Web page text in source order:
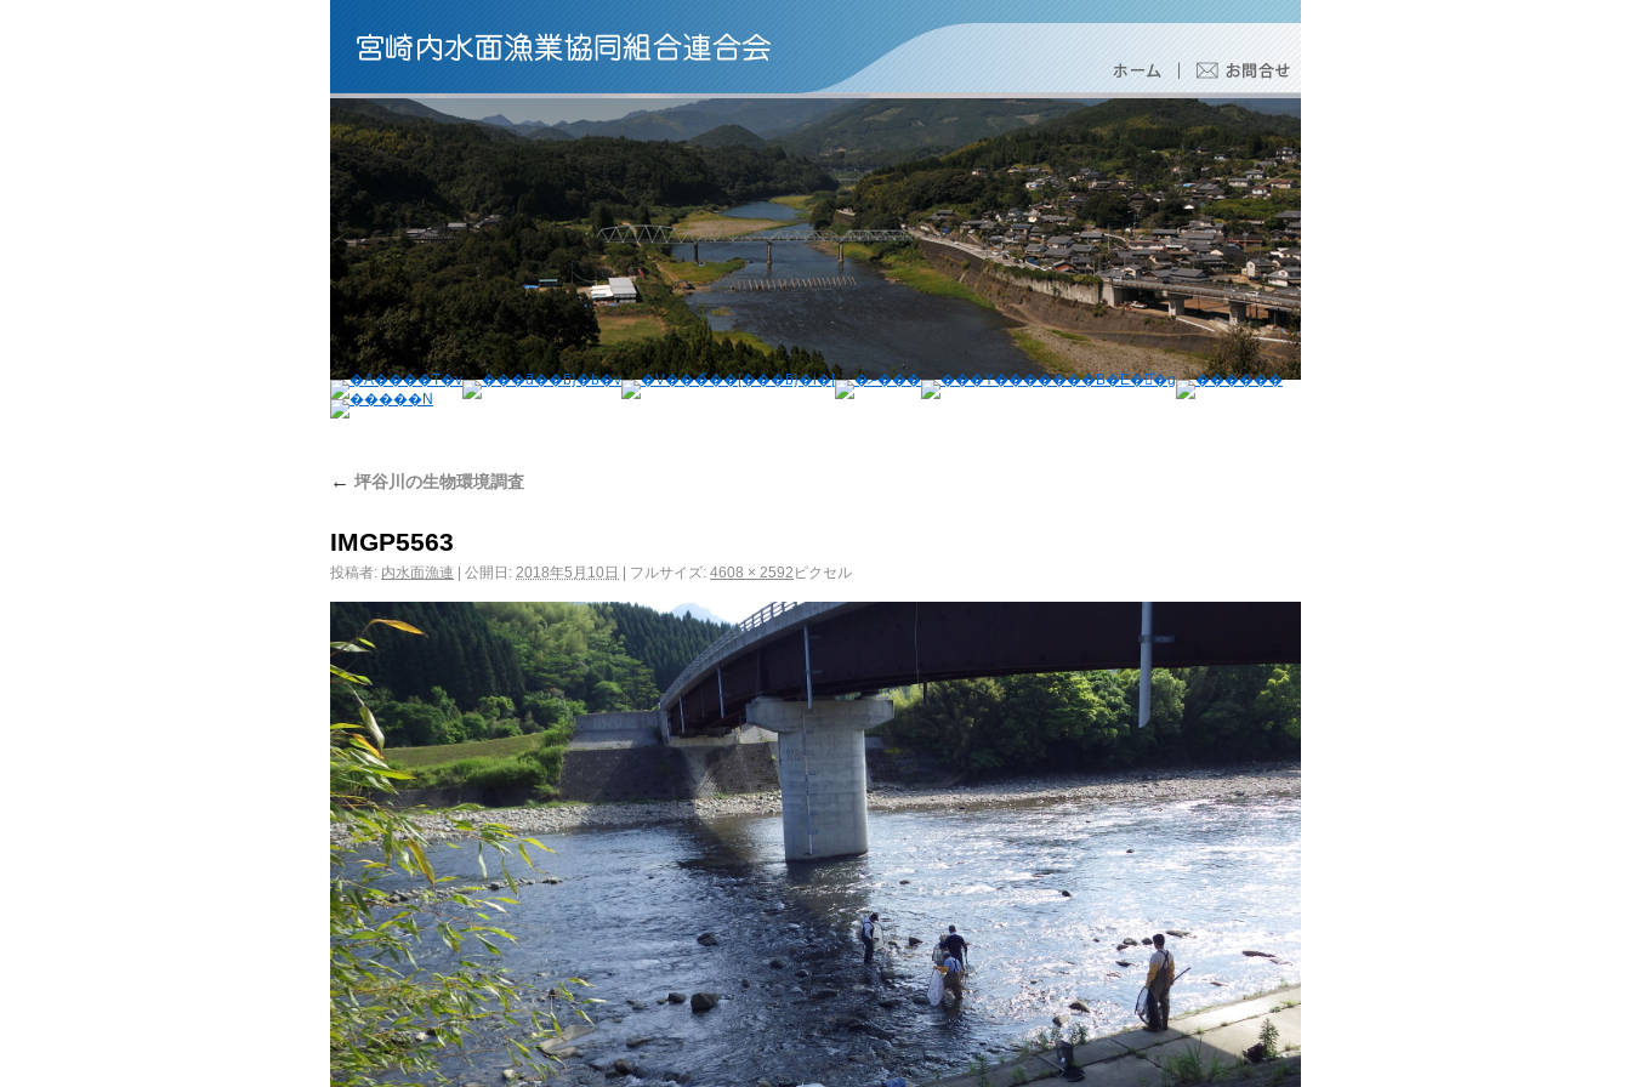
← 坪谷川の生物環境調査
IMGP5563
投稿者: 内水面漁連 公開日: 2018年5月10日 フルサイズ: 4608 × 2592 ピクセル